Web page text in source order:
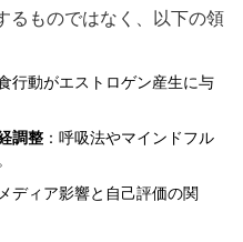
るものではなく、以下の領
行動がエストロゲン産生に与
調整 ：呼吸法やマインドフル
ディア影響と自己評価の関